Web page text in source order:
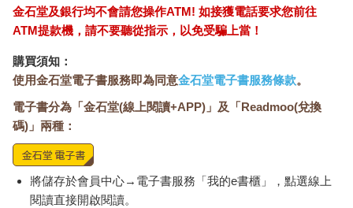
金石堂及銀行均不會請您操作ATM! 如接獲電話要求您前往
ATM提款機，請不要聽從指示，以免受騙上當！
購買須知：
使用金石堂電子書服務即為同意金石堂電子書服務條款。
電子書分為「金石堂(線上閱讀+APP)」及「Readmoo(兌換
碼)」兩種：
將儲存於會員中心→電子書服務「我的e書櫃」，點選線上
閱讀直接開啟閱讀。